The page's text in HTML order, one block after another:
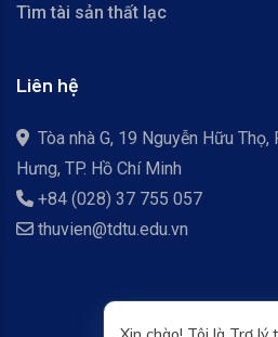
Tìm tài sản thất lạc
Liên hệ
Tòa nhà G, 19 Nguyễn Hữu Thọ,
Hưng, TP. Hồ Chí Minh
+84 (028) 37 755 057
thuvien@tdtu.edu.vn